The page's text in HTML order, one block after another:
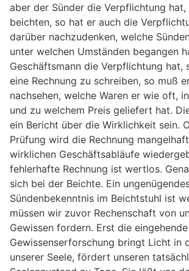
aber der Sünder die Verpflichtung hat,
beichten, so hat er auch die
darüber nachzudenken, welche
unter welchen Umständen begangen
Geschäftsmann die Verpflichtung hat,
eine Rechnung zu schreiben, so muß
nachsehen, welche Waren er wie oft,
und zu welchem Preis geliefert hat.
ein Bericht über die Wirklichkeit sein.
Prüfung wird die Rechnung
wirklichen Geschäftsabläufe
fehlerhafte Rechnung ist wertlos.
sich bei der Beichte. Ein
Sündenbekenntnis im Beichtstuhl ist
müssen wir zuvor Rechenschaft von
Gewissen fordern. Erst die eingehende
Gewissenserforschung bringt Licht in
unserer Seele, fördert unseren